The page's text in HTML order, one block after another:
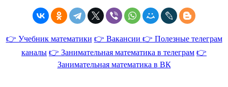
👉 Учебник математики 👉 Вакансии 👉 Полезные телеграм
каналы 👉 Занимательная математика в телеграм 👉
Занимательная математика в ВК